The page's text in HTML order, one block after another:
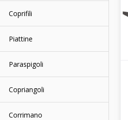
Coprifili
Piattine
Paraspigoli
Copriangoli
Corrimano